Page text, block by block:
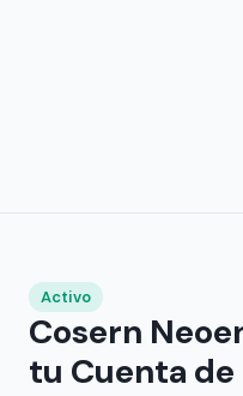
Activo
Cosern
tu Cuenta de